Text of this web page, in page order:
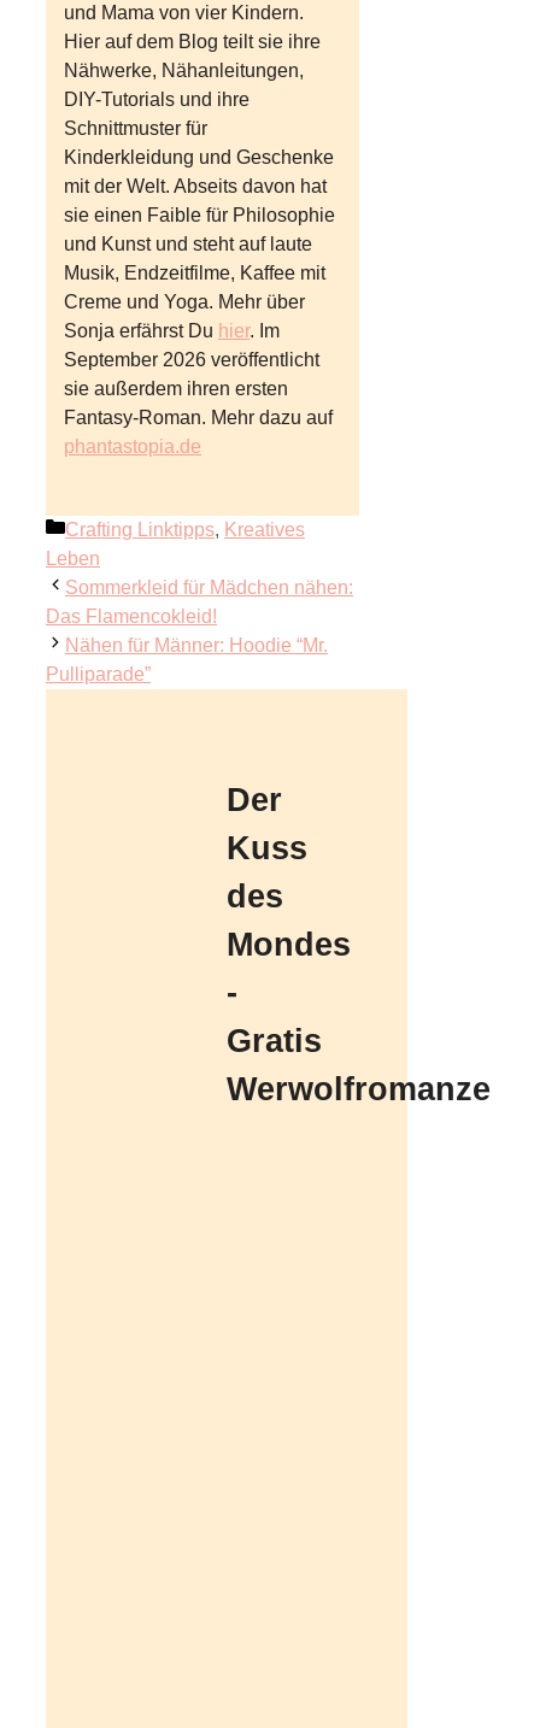
und Mama von vier Kindern.
Hier auf dem Blog teilt sie ihre
Nähwerke, Nähanleitungen,
DIY-Tutorials und ihre
Schnittmuster für
Kinderkleidung und Geschenke
mit der Welt. Abseits davon hat
sie einen Faible für Philosophie
und Kunst und steht auf laute
Musik, Endzeitfilme, Kaffee mit
Creme und Yoga. Mehr über
Sonja erfährst Du hier. Im
September 2026 veröffentlicht
sie außerdem ihren ersten
Fantasy-Roman. Mehr dazu auf
phantastopia.de
Kategorien
Crafting Linktipps, Kreatives
Leben
Sommerkleid für Mädchen nähen:
Das Flamencokleid!
Nähen für Männer: Hoodie “Mr.
Pulliparade”
Der
Kuss
des
Mondes
-
Gratis
Werwolfromanze